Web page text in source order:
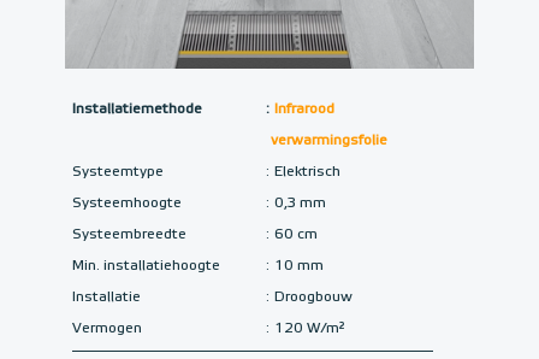
Installatiemethode : Infrarood
verwarmingsfolie
Systeemtype : Elektrisch
Systeemhoogte : 0,3 mm
Systeembreedte : 60 cm
Min. installatiehoogte : 10 mm
Installatie : Droogbouw
Vermogen : 120 W/m²